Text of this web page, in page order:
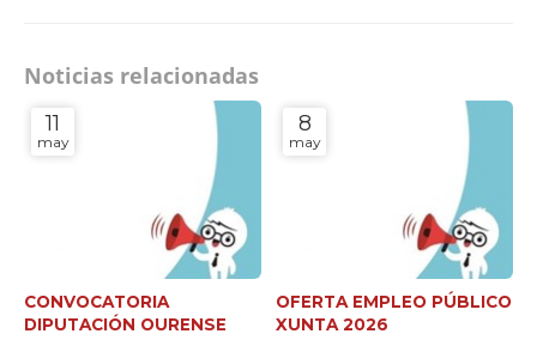
Noticias relacionadas
11
may
CONVOCATORIA
DIPUTACIÓN OURENSE
8
may
OFERTA EMPLEO PÚBLICO
XUNTA 2026